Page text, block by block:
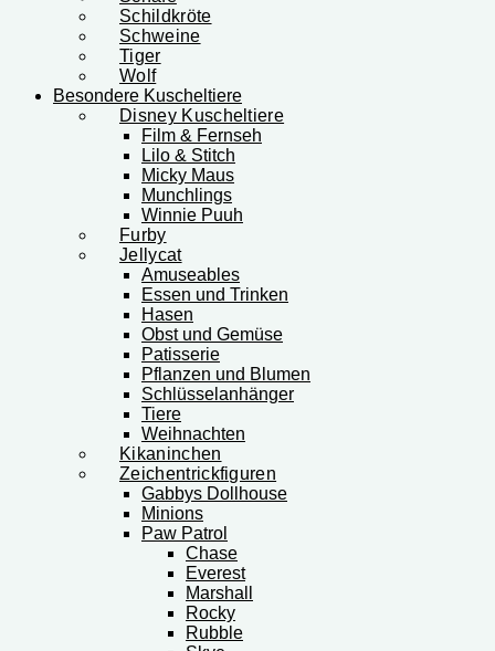
Schildkröte
Schweine
Tiger
Wolf
Besondere Kuscheltiere
Disney Kuscheltiere
Film & Fernseh
Lilo & Stitch
Micky Maus
Munchlings
Winnie Puuh
Furby
Jellycat
Amuseables
Essen und Trinken
Hasen
Obst und Gemüse
Patisserie
Pflanzen und Blumen
Schlüsselanhänger
Tiere
Weihnachten
Kikaninchen
Zeichentrickfiguren
Gabbys Dollhouse
Minions
Paw Patrol
Chase
Everest
Marshall
Rocky
Rubble